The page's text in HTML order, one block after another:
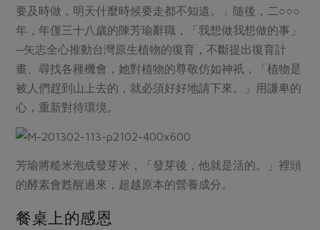
要及時做，明天什麼時候要走都不知道。」隨後，二○○○
年，年僅三十八歲的陳芳瑜辭職，「我想做我想做的事」
─矢志全心推動台灣原生植物的復育，不斷提出復育計
畫、尋找各種機會，她對植物的尊敬仿如神祇，「植物是
被人們趕到山上去的，就必須好好地請下來。」用謙卑的
心，重新對待環境。
芳瑜將糙米泡成發芽米，「發芽後，他就是活的。」裡頭
的酵素會甦醒過來，超越原本的營養成分。
餐桌上的感恩